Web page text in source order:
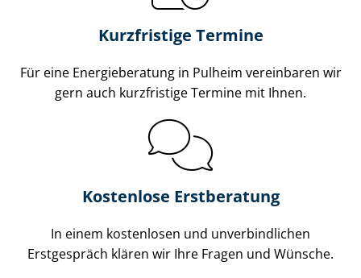
Kurzfristige Termine
Für eine Energieberatung in Pulheim vereinbaren wir
gern auch kurzfristige Termine mit Ihnen.
Kostenlose Erstberatung
In einem kostenlosen und unverbindlichen
Erstgespräch klären wir Ihre Fragen und Wünsche.